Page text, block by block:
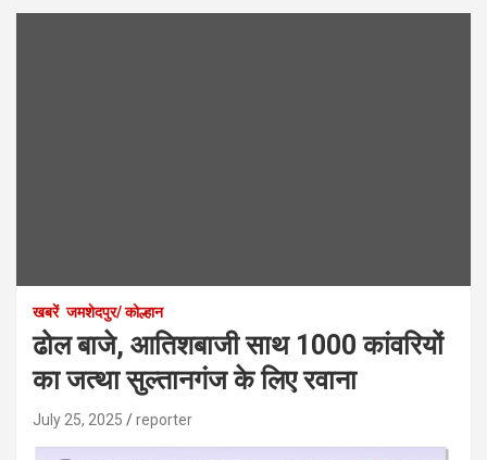
खबरें जमशेदपुर/ कोल्हान
ढोल बाजे, आतिशबाजी साथ 1000 कांवरियों
का जत्था सुल्तानगंज के लिए रवाना
July 25, 2025 reporter